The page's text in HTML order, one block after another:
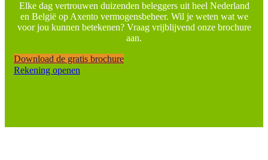
Elke dag vertrouwen duizenden beleggers uit heel Nederland
en België op Axento vermogensbeheer. Wil je weten wat we
voor jou kunnen betekenen? Vraag vrijblijvend onze brochure
aan.
Download de gratis brochure
Rekening openen